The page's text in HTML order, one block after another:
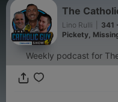
The
Lino Rulli
341
Pickety,
Weekly podcast for